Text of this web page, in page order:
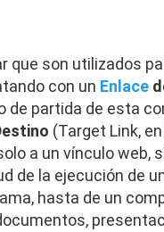
son utilizados
con un Enlace
partida de esta
(Target Link,
a un vínculo web,
de la ejecución de
hasta de un